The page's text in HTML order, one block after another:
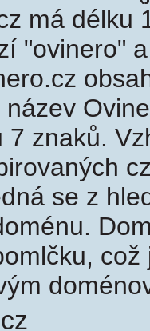
má délku
"ovinero"
název
7 znaků.
se z